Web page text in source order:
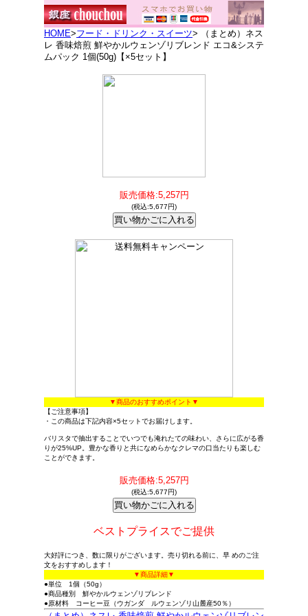
HOME>フード・ドリンク・スイーツ> （まとめ）ネス
レ 香味焙煎 鮮やかルウェンゾリブレンド エコ&システ
ムパック 1個(50g)【×5セット】
販売価格:5,257円
(税込:5,677円)
▼商品のおすすめポイント▼
【ご注意事項】
・この商品は下記内容×5セットでお届けします。
バリスタで抽出することでいつでも淹れたての味わい、さらに広がる香
りが25%UP。豊かな香りと共になめらかなクレマの口当たりも楽しむ
ことができます。
販売価格:5,257円
(税込:5,677円)
ベストプライスでご提供
大好評につき、数に限りがございます。売り切れる前に、早 めのご注
文をおすすめします！
▼商品詳細▼
●単位 1個（50g）
●商品種別 鮮やかルウェンゾリブレンド
●原材料 コーヒー豆（ウガンダ ルウェンゾリ山麓産50％）